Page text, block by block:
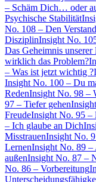
– Schäm Dich… oder
Psychische Stabilität
No. 108 – Den
DisziplinInsight No.
Das Geheimnis unserer
wirklich das Problem?
– Was ist jetzt wichtig ?
Insight No. 100 – Du
RedenInsight No. 98 –
97 – Tiefer gehen
FreudeInsight No. 95 –
– Ich glaube an Dich
MisstrauenInsight No.
LernenInsight No. 89 –
außenInsight No. 87 –
No. 86 – Vorbereitung